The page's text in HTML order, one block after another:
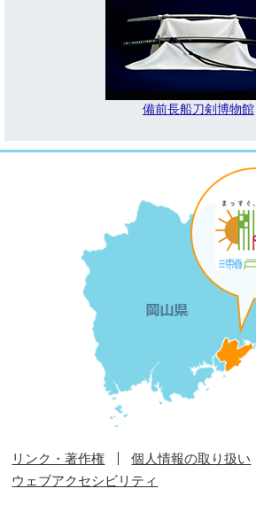
備前長船刀剣博物館
リンク・著作権
個人情報の取り扱い
ウェブアクセシビリティ